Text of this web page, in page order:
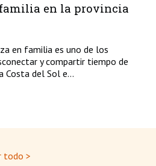
en la provincia
en familia es uno de los
y compartir tiempo de
Costa del Sol e...
todo >